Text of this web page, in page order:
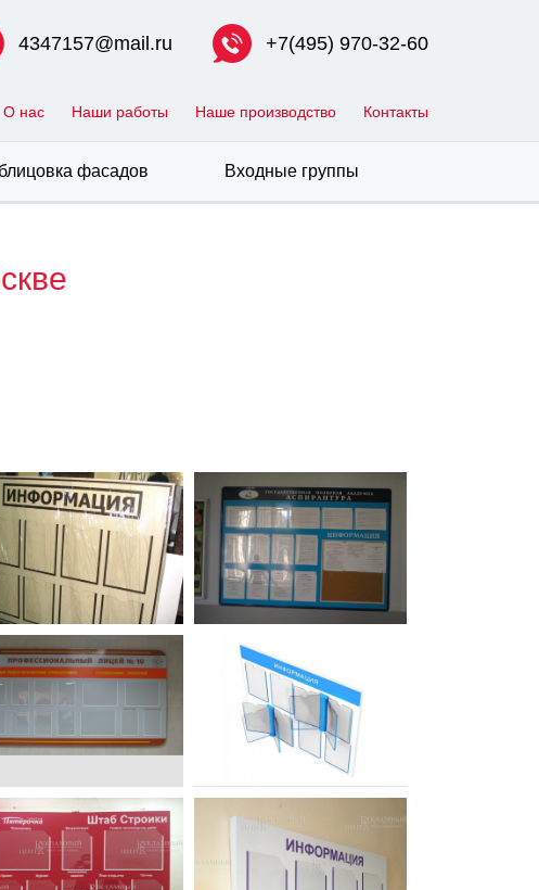
4347157@mail.ru +7(495) 970-32-60
О нас Наши работы Наше производство Контакты
фасадов Входные группы